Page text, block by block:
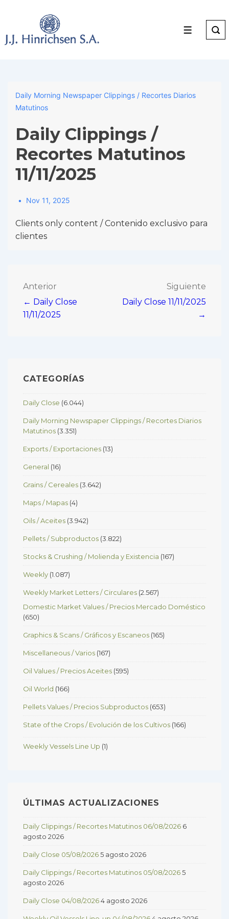
Main
Menu
Daily Morning Newspaper Clippings / Recortes Diarios
Matutinos
Daily Clippings /
Recortes Matutinos
11/11/2025
Nov 11, 2025
Clients only content / Contenido exclusivo para
clientes
Navegación
de
Anterior
← Daily Close
11/11/2025
Siguiente
Daily Close 11/11/2025
→
CATEGORÍAS
Daily Close (6.044)
Daily Morning Newspaper Clippings / Recortes Diarios
Matutinos (3.351)
Exports / Exportaciones (13)
General (16)
Grains / Cereales (3.642)
Maps / Mapas (4)
Oils / Aceites (3.942)
Pellets / Subproductos (3.822)
Stocks & Crushing / Molienda y Existencia (167)
Weekly (1.087)
Weekly Market Letters / Circulares (2.567)
Domestic Market Values / Precios Mercado Doméstico
(650)
Graphics & Scans / Gráficos y Escaneos (165)
Miscellaneous / Varios (167)
Oil Values / Precios Aceites (595)
Oil World (166)
Pellets Values / Precios Subproductos (653)
State of the Crops / Evolución de los Cultivos (166)
Weekly Vessels Line Up (1)
ÚLTIMAS ACTUALIZACIONES
Daily Clippings / Recortes Matutinos 06/08/2026 6
agosto 2026
Daily Close 05/08/20265 agosto 2026
Daily Clippings / Recortes Matutinos 05/08/20265
agosto 2026
Daily Close 04/08/20264 agosto 2026